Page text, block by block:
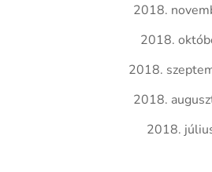
2018.
2018.
2018.
2018.
2018.